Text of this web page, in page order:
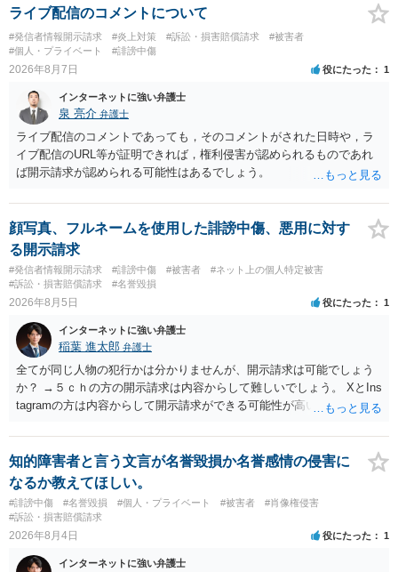
ライブ配信のコメントについて
#発信者情報開示請求 #炎上対策 #訴訟・損害賠償請求
#被害者
#個人・プライベート
#誹謗中傷
2026年8月7日 役にたった 1
インターネットに強い弁護士
泉 亮介 弁護士
ライブ配信のコメントであっても，そのコメントがされた日時や，ラ
イブ配信のURL等が証明できれば，権利侵害が認められるものであれ
ば開示請求が認められる可能性はあるでしょう。
顔写真、フルネームを使用した誹謗中傷、悪用に対す
る開示請求
#発信者情報開示請求 #誹謗中傷 #被害者
#ネット上の個人特定被害
#訴訟・損害賠償請求
#名誉毀損
2026年8月5日 役にたった 1
インターネットに強い弁護士
稲葉 進太郎 弁護士
全てが同じ人物の犯行かは分かりませんが、開示請求は可能でしょう
か？ →５ｃｈの方の開示請求は内容からして難しいでしょう。 XとIns
tagramの方は内容からして開示請求ができる可能性が高いでしょう。
いでしょう。７月中にアカウントが削除されている場合、今から進め
ても失敗する可能性が高いように思われます。 相手を特定できた場
合、相手に全ての弁護士費用を負担させることは可能でしょうか？ →
訴訟外の交渉で相手方が認めれば負担させることができるでしょう。
訴訟で判決となった場合は、実際の弁護士費用が認められる場合と認
められない場合があり何ともいえないところでしょう。
知的障害者と言う文言が名誉毀損か名誉感情の侵害に
なるか教えてほしい。
#誹謗中傷 #名誉毀損 #個人・プライベート #被害者
#肖像権侵害
#訴訟・損害賠償請求
2026年8月4日 役にたった 1
インターネットに強い弁護士